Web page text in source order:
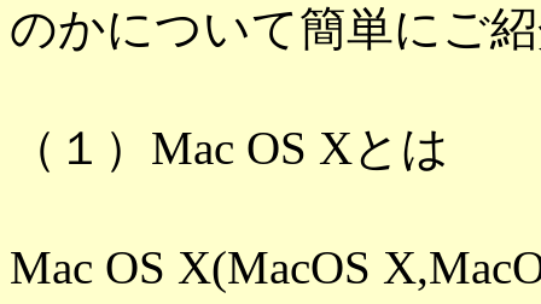
のかについて簡単にご
（１）Mac OS Xとは
Mac OS X(MacOS